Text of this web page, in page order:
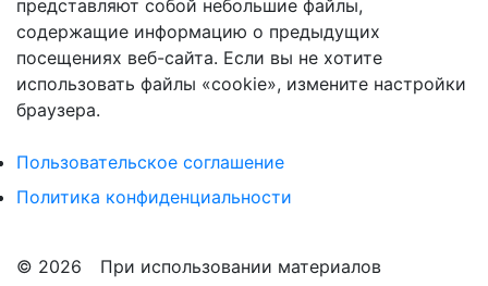
представляют собой небольшие файлы,
содержащие информацию о предыдущих
посещениях веб-сайта. Если вы не хотите
использовать файлы «cookie», измените настройки
браузера.
Пользовательское соглашение
Политика конфиденциальности
© 2026
При использовании материалов